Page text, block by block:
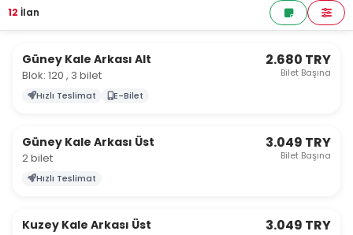
12 İlan
Güney Kale Arkası Alt
Blok: 120 , 3 bilet
2.680 TRY
Bilet Başına
Hızlı Teslimat
E-Bilet
Güney Kale Arkası Üst
2 bilet
3.049 TRY
Bilet Başına
Hızlı Teslimat
Kuzey Kale Arkası Üst 3.049 TRY